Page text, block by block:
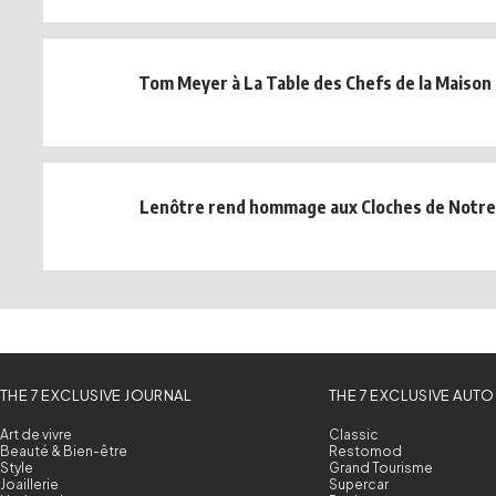
Tom Meyer à La Table des Chefs de la
Lenôtre rend hommage aux Cloches de
THE 7 EXCLUSIVE JOURNAL
Art de vivre
Beauté & Bien-être
Style
Joaillerie
THE 7 EXCLUSIVE AUTO
Classic
Restomod
Grand Tourisme
Supercar